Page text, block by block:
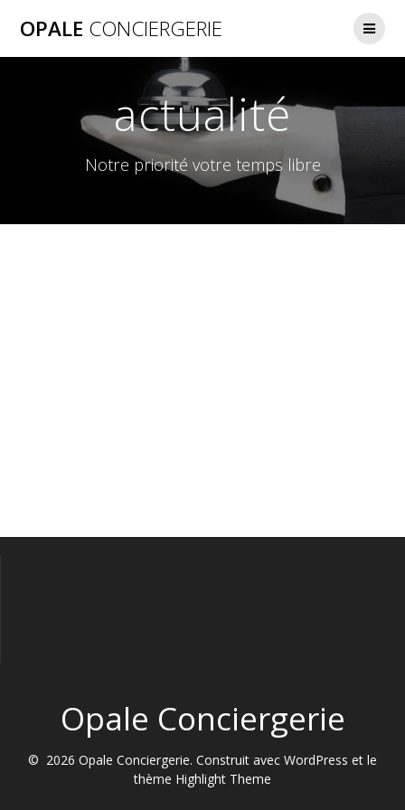
to
OPALE CONCIERGERIE
actualité
Notre priorité votre temps libre
Opale Conciergerie
© 2026 Opale Conciergerie. Construit avec WordPress et le
thème Highlight Theme